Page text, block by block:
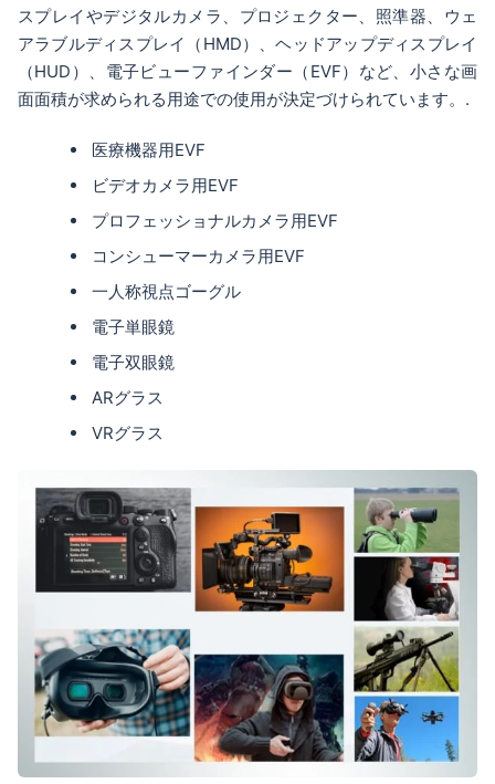
スプレイやデジタルカメラ、プロジェクター、照準器、ウェ
アラブルディスプレイ（HMD）、ヘッドアップディスプレイ
（HUD）、電子ビューファインダー（EVF）など、小さな画
面面積が求められる用途での使用が決定づけられています。.
医療機器用EVF
ビデオカメラ用EVF
プロフェッショナルカメラ用EVF
コンシューマーカメラ用EVF
一人称視点ゴーグル
電子単眼鏡
電子双眼鏡
ARグラス
VRグラス